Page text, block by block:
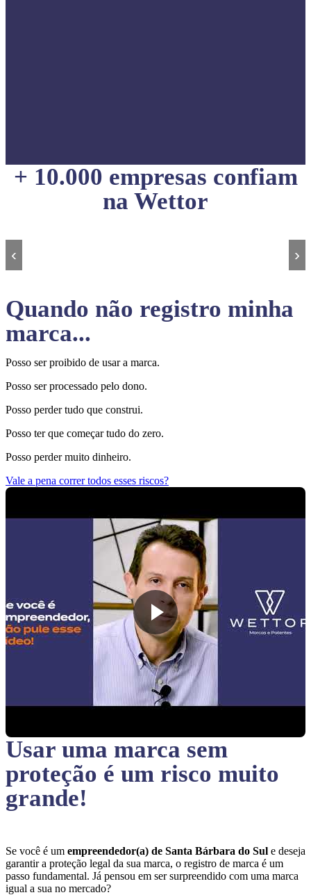
+ 10.000 empresas confiam
na Wettor
‹ ›
Quando não registro minha
marca...
Posso ser proibido de usar a marca.
Posso ser processado pelo dono.
Posso perder tudo que construi.
Posso ter que começar tudo do zero.
Posso perder muito dinheiro.
Vale a pena correr todos esses riscos?
Usar uma marca sem
proteção é um risco muito
grande!
Se você é um empreendedor(a) de Santa Bárbara do Sul e deseja
garantir a proteção legal da sua marca, o registro de marca é um
passo fundamental. Já pensou em ser surpreendido com uma marca
igual a sua no mercado?